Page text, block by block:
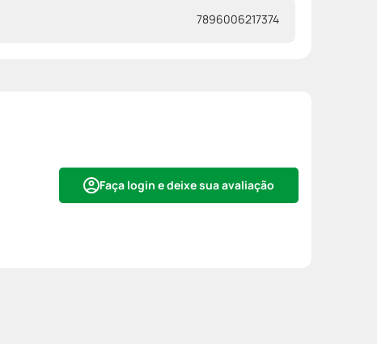
7896006217374
Faça login e deixe sua avaliação